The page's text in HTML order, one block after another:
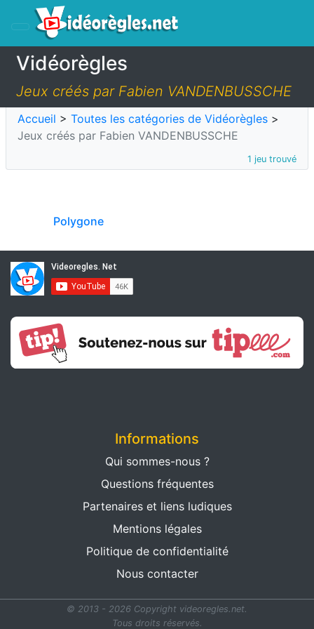
Vidéorègles
Jeux créés par Fabien VANDENBUSSCHE
Accueil > Toutes les catégories de Vidéorègles >
Jeux créés par Fabien VANDENBUSSCHE
1 jeu trouvé
Polygone
Informations
Qui sommes-nous ?
Questions fréquentes
Partenaires et liens ludiques
Mentions légales
Politique de confidentialité
Nous contacter
© 2013 - 2026 Copyright videoregles.net.
Tous droits réservés.